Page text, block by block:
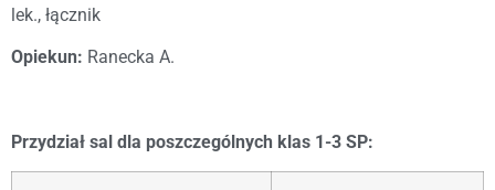
lek., łącznik
Opiekun: Ranecka A.
Przydział sal dla poszczególnych klas 1-3 SP: